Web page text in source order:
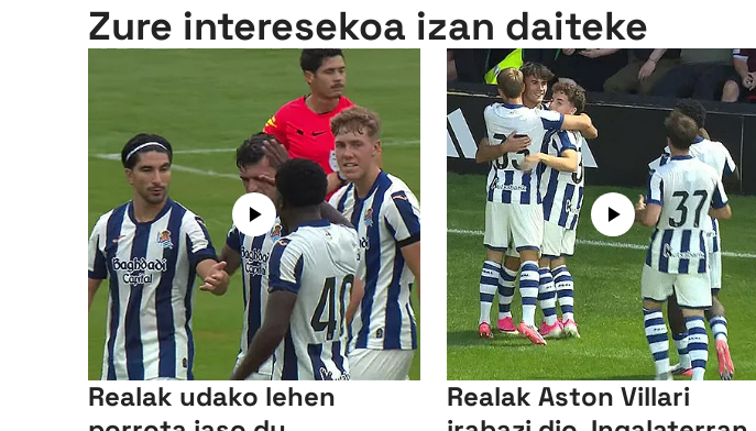
Zure interesekoa izan daiteke
Realak udako lehen
Realak Aston Villari